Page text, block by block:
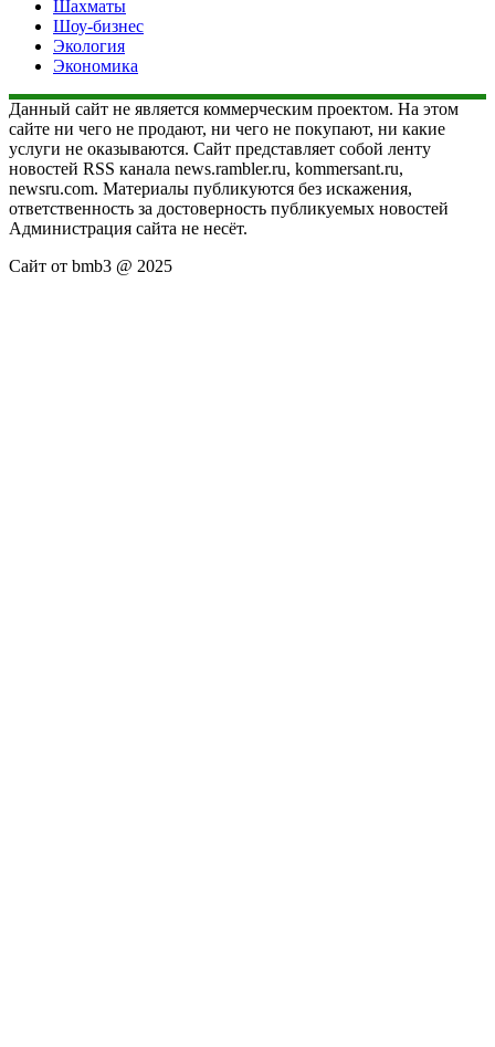
Шахматы
Шоу-бизнес
Экология
Экономика
Данный сайт не является коммерческим проектом. На этом
сайте ни чего не продают, ни чего не покупают, ни какие
услуги не оказываются. Сайт представляет собой ленту
новостей RSS канала news.rambler.ru, kommersant.ru,
newsru.com. Материалы публикуются без искажения,
ответственность за достоверность публикуемых новостей
Администрация сайта не несёт.
Сайт от bmb3 @ 2025